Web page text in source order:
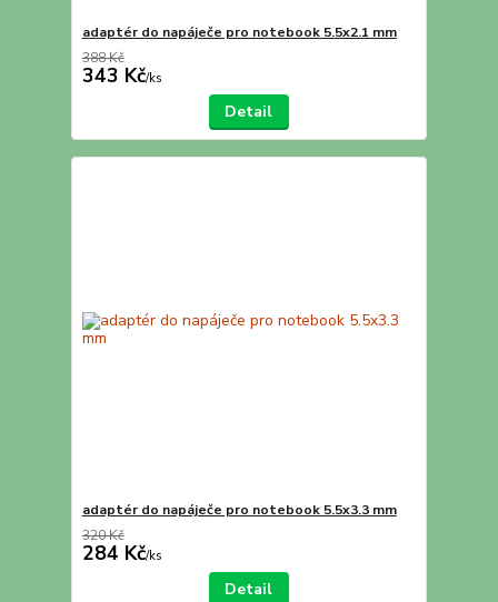
adaptér do napáječe pro notebook 5.5x2.1 mm
388 Kč
343 Kč/ks
Detail
adaptér do napáječe pro notebook 5.5x3.3 mm
320 Kč
284 Kč/ks
Detail